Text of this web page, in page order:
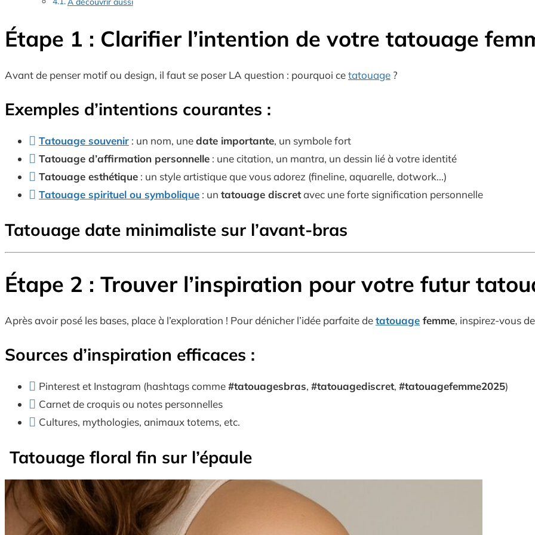
Étape 1 : Clarifier l’intention de votre tatouage
Avant de penser motif ou design, il faut se poser LA question : pourquoi cetatouage ?
Exemples d’intentions courantes :
Tatouage souvenir : un nom, unedate importante, un symbole fort
Tatouage d’affirmation personnelle : une citation, un mantra, un dessin lié à votre identité
Tatouage esthétique : un style artistique que vous adorez (fineline, aquarelle, dotwork...)
Tatouage spirituel ou symbolique : untatouage discretavec une forte signification personnelle
Tatouage date minimaliste sur l’avant-bras
Étape 2 : Trouver l’inspiration pour votre futur
Après avoir posé les bases, place à l’exploration ! Pour dénicher l’idée parfaite detatouage femme, inspirez-vous
Sources d’inspiration efficaces :
Pinterest et Instagram (hashtags comme#tatouagesbras,#tatouagediscret,#tatouagefemme2025)
Carnet de croquis ou notes personnelles
Cultures, mythologies, animaux totems, etc.
Tatouage floral fin sur l’épaule